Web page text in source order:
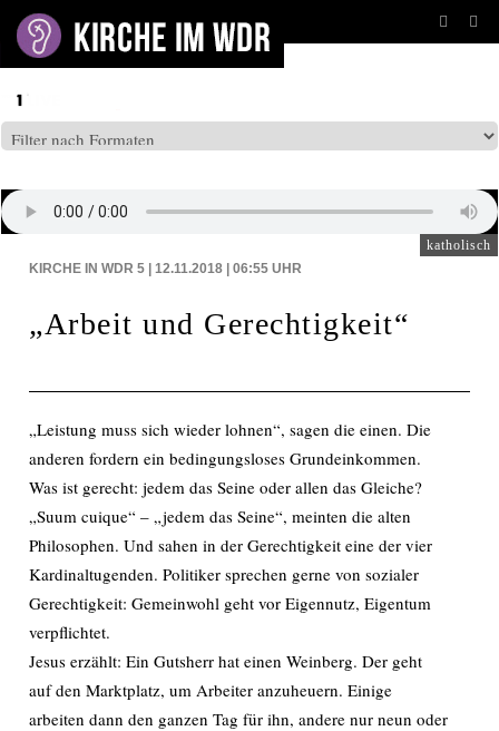
katholisch
KIRCHE IN WDR 5 | 12.11.2018 | 06:55 UHR
„Arbeit und Gerechtigkeit“
„Leistung muss sich wieder lohnen“, sagen die einen. Die
anderen fordern ein bedingungsloses Grundeinkommen.
Was ist gerecht: jedem das Seine oder allen das Gleiche?
„Suum cuique“ – „jedem das Seine“, meinten die alten
Philosophen. Und sahen in der Gerechtigkeit eine der vier
Kardinaltugenden. Politiker sprechen gerne von sozialer
Gerechtigkeit: Gemeinwohl geht vor Eigennutz, Eigentum
verpflichtet.
Jesus erzählt: Ein Gutsherr hat einen Weinberg. Der geht
auf den Marktplatz, um Arbeiter anzuheuern. Einige
arbeiten dann den ganzen Tag für ihn, andere nur neun oder